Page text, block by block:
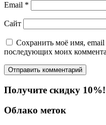
Email *
Сайт
Сохранить моё имя, email
последующих моих
Получите скидку 10%!
Облако меток